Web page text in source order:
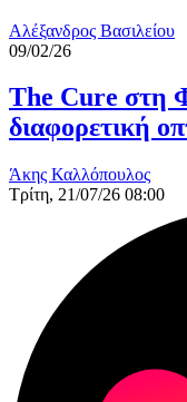
Αλέξανδρος Βασιλείου
09/02/26
The Cure στη
διαφορετική
Άκης Καλλόπουλος
Τρίτη, 21/07/26 08:00